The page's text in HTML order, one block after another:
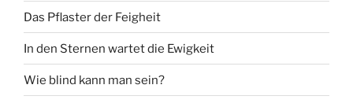
Das Pflaster der Feigheit
In den Sternen wartet die Ewigkeit
Wie blind kann man sein?